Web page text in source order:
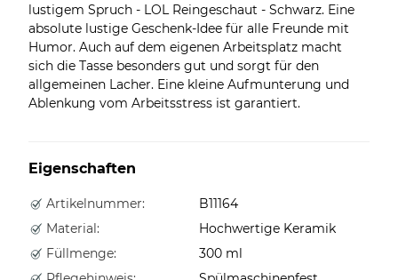
lustigem Spruch - LOL Reingeschaut - Schwarz. Eine
absolute lustige Geschenk-Idee für alle Freunde mit
Humor. Auch auf dem eigenen Arbeitsplatz macht
sich die Tasse besonders gut und sorgt für den
allgemeinen Lacher. Eine kleine Aufmunterung und
Ablenkung vom Arbeitsstress ist garantiert.
Eigenschaften
Artikelnummer:
B11164
Material:
Hochwertige Keramik
Füllmenge:
300 ml